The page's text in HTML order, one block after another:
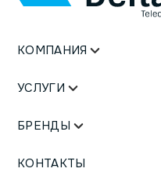
КОМПАНИЯ
УСЛУГИ
БРЕНДЫ
КОНТАКТЫ